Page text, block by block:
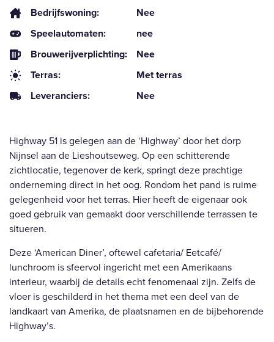
Bedrijfswoning:
Nee
Speelautomaten:
nee
Brouwerijverplichting:
Nee
Terras:
Met terras
Leveranciers:
Nee
Highway 51 is gelegen aan de ‘Highway’ door het dorp
Nijnsel aan de Lieshoutseweg. Op een schitterende
zichtlocatie, tegenover de kerk, springt deze prachtige
onderneming direct in het oog. Rondom het pand is ruime
gelegenheid voor het terras. Hier heeft de eigenaar ook
goed gebruik van gemaakt door verschillende terrassen te
situeren.
Deze ‘American Diner’, oftewel cafetaria/ Eetcafé/
lunchroom is sfeervol ingericht met een Amerikaans
interieur, waarbij de details echt fenomenaal zijn. Zelfs de
vloer is geschilderd in het thema met een deel van de
landkaart van Amerika, de plaatsnamen en de bijbehorende
Highway’s.